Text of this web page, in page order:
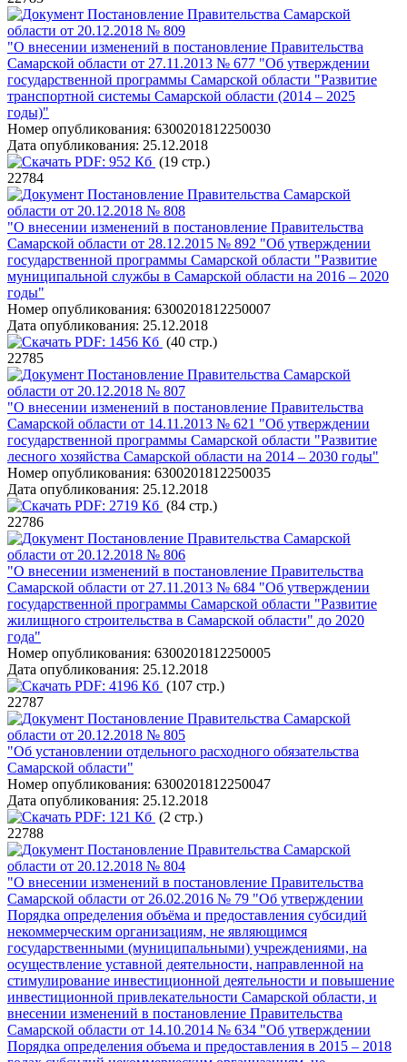
Постановление Правительства Самарской
области от 20.12.2018 № 809
"О внесении изменений в постановление Правительства
Самарской области от 27.11.2013 № 677 "Об утверждении
государственной программы Самарской области "Развитие
транспортной системы Самарской области (2014 – 2025
годы)"
Номер опубликования: 6300201812250030
Дата опубликования: 25.12.2018
PDF: 952 Кб (19 стр.)
22784
Постановление Правительства Самарской
области от 20.12.2018 № 808
"О внесении изменений в постановление Правительства
Самарской области от 28.12.2015 № 892 "Об утверждении
государственной программы Самарской области "Развитие
муниципальной службы в Самарской области на 2016 – 2020
годы"
Номер опубликования: 6300201812250007
Дата опубликования: 25.12.2018
PDF: 1456 Кб (40 стр.)
22785
Постановление Правительства Самарской
области от 20.12.2018 № 807
"О внесении изменений в постановление Правительства
Самарской области от 14.11.2013 № 621 "Об утверждении
государственной программы Самарской области "Развитие
лесного хозяйства Самарской области на 2014 – 2030 годы"
Номер опубликования: 6300201812250035
Дата опубликования: 25.12.2018
PDF: 2719 Кб (84 стр.)
22786
Постановление Правительства Самарской
области от 20.12.2018 № 806
"О внесении изменений в постановление Правительства
Самарской области от 27.11.2013 № 684 "Об утверждении
государственной программы Самарской области "Развитие
жилищного строительства в Самарской области" до 2020
года"
Номер опубликования: 6300201812250005
Дата опубликования: 25.12.2018
PDF: 4196 Кб (107 стр.)
22787
Постановление Правительства Самарской
области от 20.12.2018 № 805
"Об установлении отдельного расходного обязательства
Самарской области"
Номер опубликования: 6300201812250047
Дата опубликования: 25.12.2018
PDF: 121 Кб (2 стр.)
22788
Постановление Правительства Самарской
области от 20.12.2018 № 804
"О внесении изменений в постановление Правительства
Самарской области от 26.02.2016 № 79 "Об утверждении
Порядка определения объёма и предоставления субсидий
некоммерческим организациям, не являющимся
государственными (муниципальными) учреждениями, на
осуществление уставной деятельности, направленной на
стимулирование инвестиционной деятельности и повышение
инвестиционной привлекательности Самарской области, и
внесении изменений в постановление Правительства
Самарской области от 14.10.2014 № 634 "Об утверждении
Порядка определения объема и предоставления в 2015 – 2018